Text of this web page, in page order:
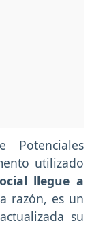
Potenciales
utilizado
llegue a
razón, es un
su